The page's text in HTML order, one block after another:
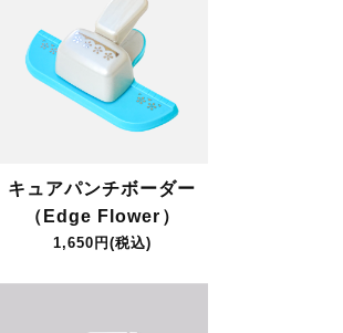
キュアパンチボーダー
（Edge Flower）
1,650円(税込)